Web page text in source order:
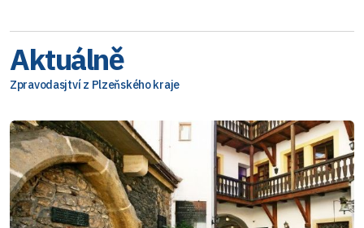
Aktuálně
Zpravodasjtví z Plzeňského kraje